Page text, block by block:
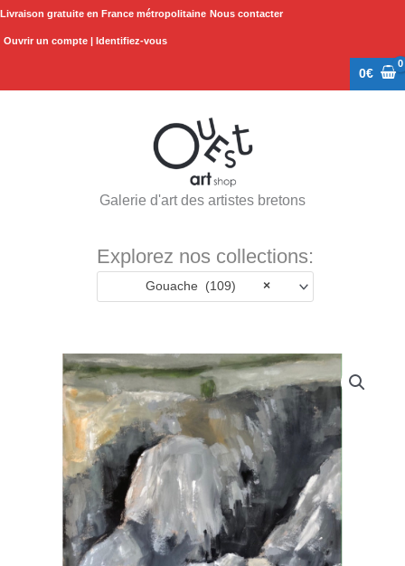
Aller
Livraison gratuite en France métropolitaine Nous contacter
Ouvrir un compte | Identifiez-vous
0€
Galerie d'art des artistes bretons
Explorez nos collections:
×
Gouache (109)
quantité